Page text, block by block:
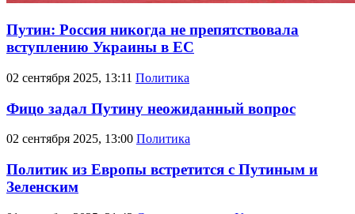
Путин: Россия никогда не препятствовала
вступлению Украины в ЕС
02 сентября 2025, 13:11 Политика
Фицо задал Путину неожиданный вопрос
02 сентября 2025, 13:00 Политика
Политик из Европы встретится с Путиным и
Зеленским